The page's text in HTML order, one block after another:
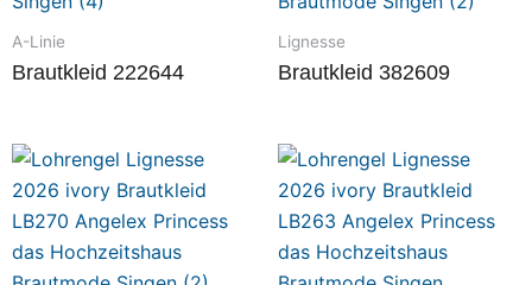
A-Linie
Brautkleid 222644
Lignesse
Brautkleid 382609